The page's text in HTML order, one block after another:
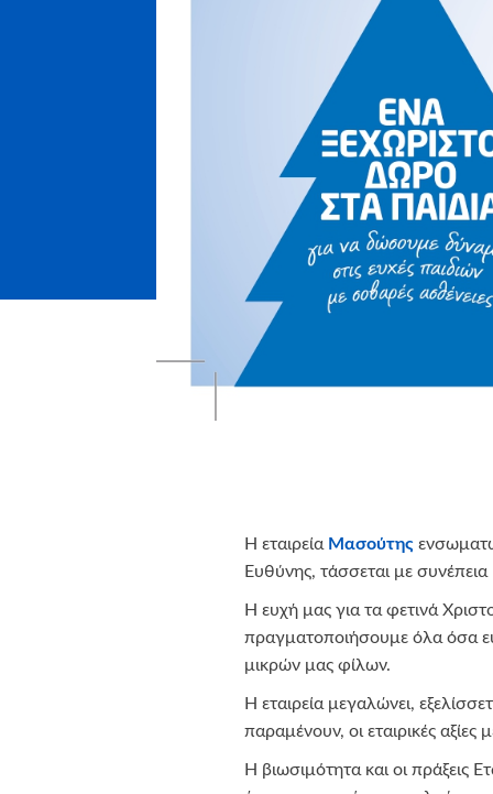
Η εταιρεία Μασούτης
Ευθύνης, τάσσεται με
Η ευχή μας για τα φετινά
πραγματοποιήσουμε όλα όσα
μικρών μας φίλων.
Η εταιρεία μεγαλώνει,
παραμένουν, οι εταιρικές
Η βιωσιμότητα και οι πράξεις